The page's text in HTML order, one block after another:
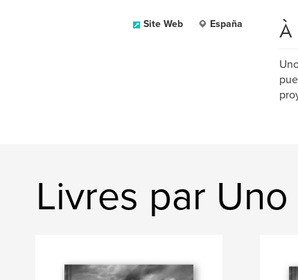
Site Web España À
Livres par